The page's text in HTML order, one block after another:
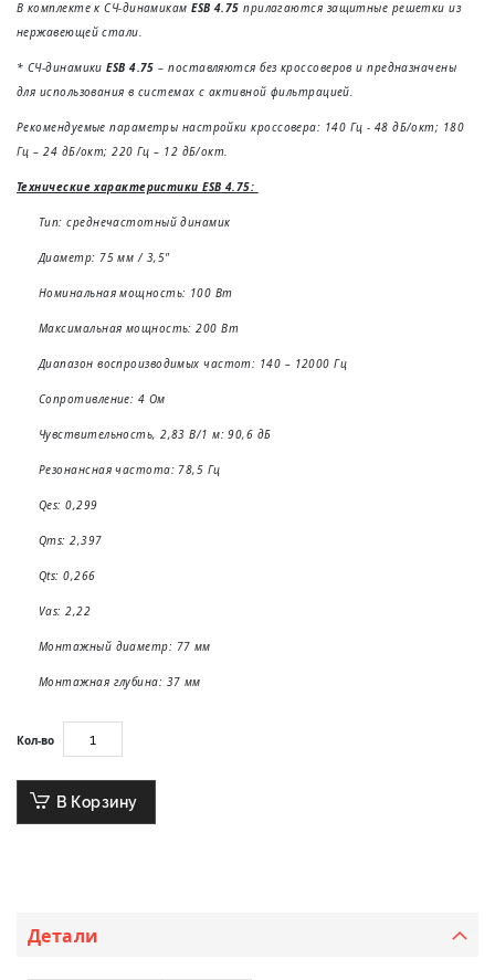
В комплекте к СЧ-динамикамESB 4.75 прилагаются защитные решетки из
нержавеющей стали.
* СЧ-динамикиESB 4.75 – поставляются без кроссоверов и предназначены
для использования в системах с активной фильтрацией.
Рекомендуемые параметры настройки кроссовера: 140 Гц - 48 дБ/окт; 180
Гц – 24 дБ/окт; 220 Гц – 12 дБ/окт.
Технические характеристики ESB 4.75:
Тип: среднечастотный динамик
Диаметр: 75 мм / 3,5"
Номинальная мощность: 100 Вт
Максимальная мощность: 200 Вт
Диапазон воспроизводимых частот: 140 – 12000 Гц
Сопротивление: 4 Ом
Чувствительность, 2,83 В/1 м: 90,6 дБ
Резонансная частота: 78,5 Гц
Qes: 0,299
Qms: 2,397
Qts: 0,266
Vas: 2,22
Монтажный диаметр: 77 мм
Монтажная глубина: 37 мм
Кол-во
В Корзину
Детали